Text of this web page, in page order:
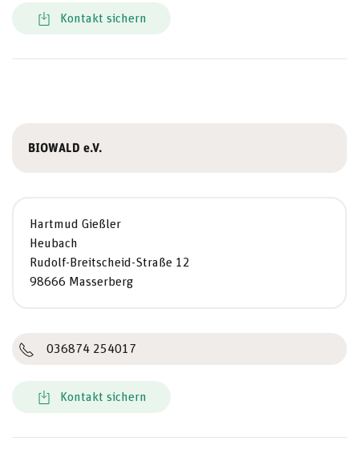
Kontakt sichern
BIOWALD e.V.
Hartmud Gießler
Heubach
Rudolf-Breitscheid-Straße 12
98666 Masserberg
036874 254017
Kontakt sichern